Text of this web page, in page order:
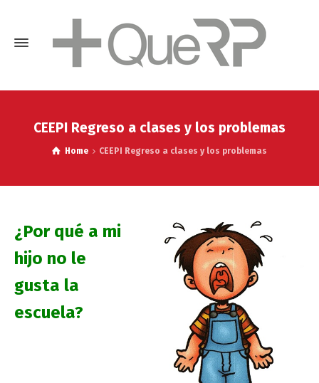
CEEPI Regreso a clases y los problemas
Home CEEPI Regreso a clases y los problemas
¿Por qué a mi
hijo no le
gusta la
escuela?